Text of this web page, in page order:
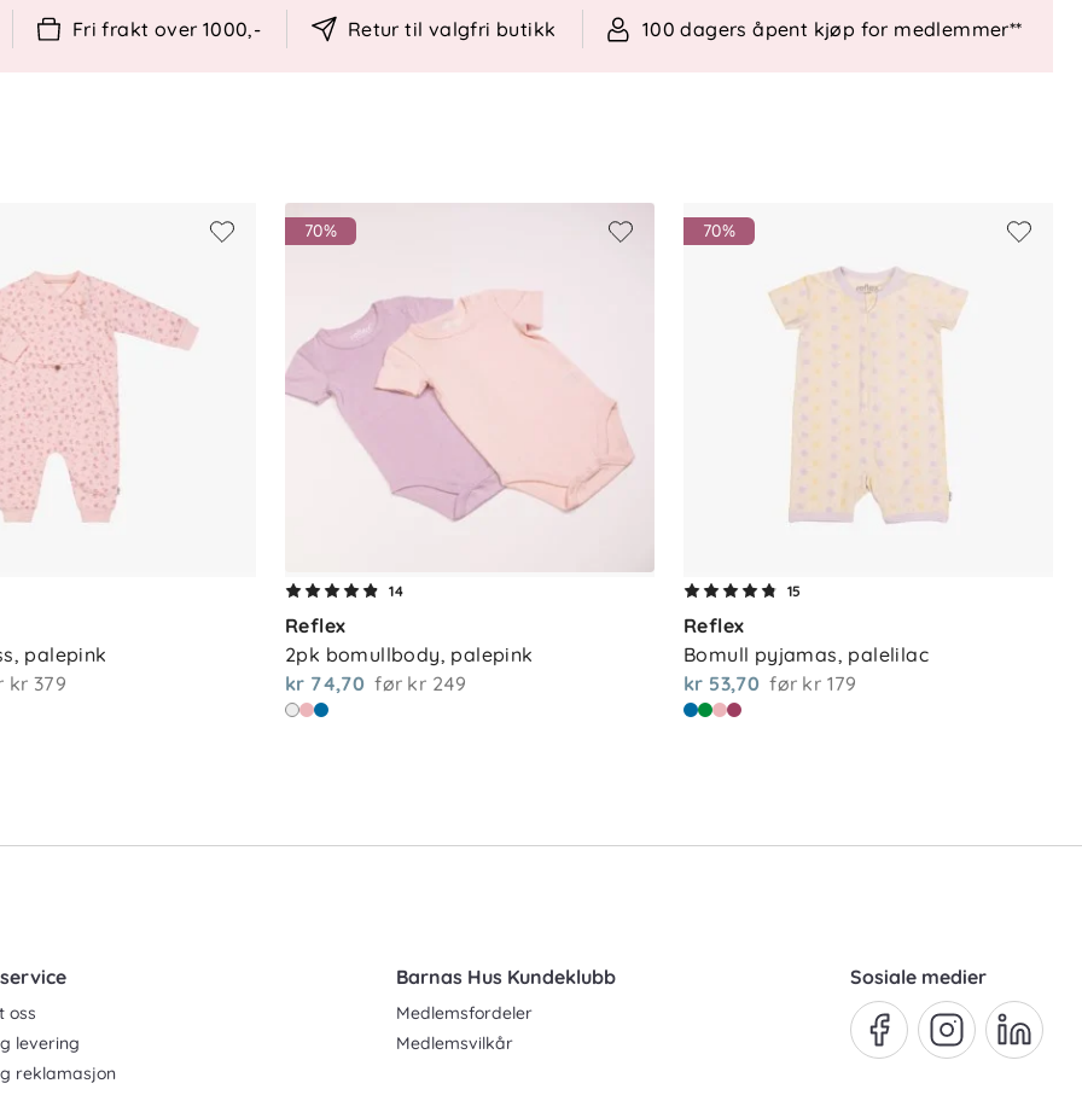
og redusere miljøbelastningen
holder det å tørke bort flekker med en
levetiden og reduserer
Fri frakt over 1000,- Retur til valgfri butikk 100 dagers åpent kjøp for medlemmer**
palepink
kr 379
70%
14
Reflex
2pk bomullbody, palepink
kr 74,70 før kr 249
70%
15
Reflex
Bomull pyjamas, palelilac
kr 53,70 før kr 179
oss
levering
reklamasjon
Barnas Hus Kundeklubb
Medlemsfordeler
Medlemsvilkår
Sosiale medier